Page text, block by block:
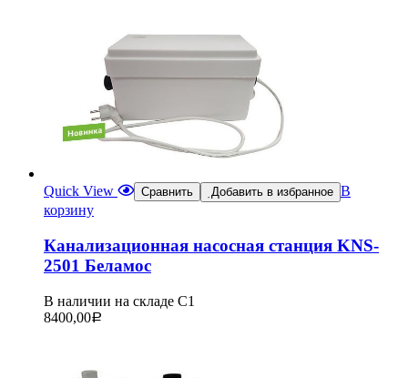
Quick View Сравнить Добавить в избранное В
корзину
Канализационная насосная станция KNS-
2501 Беламос
В наличии на складе С1
8400,00Р